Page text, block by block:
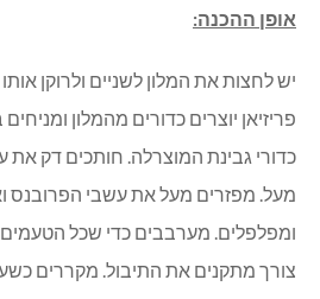
אופן ההכנה:
יש לחצות את המלון לשניים ולרוקן
פריזיאן יוצרים כדורים מהמלון
כדורי גבינת המוצרלה. חותכים דק את
מעל. מפזרים מעל את עשבי הפרובנס
ומפלפלים. מערבבים כדי שכל הטעמים
צורך מתקנים את התיבול. מקררים